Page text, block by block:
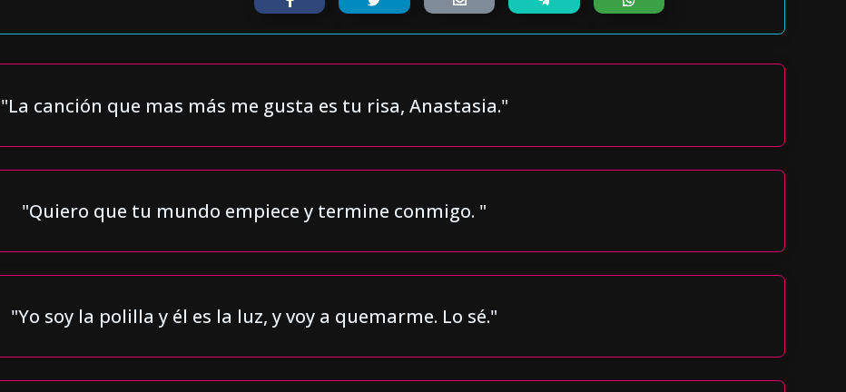
"La canción que mas más me gusta es tu risa, Anastasia."
"Quiero que tu mundo empiece y termine conmigo. "
"Yo soy la polilla y él es la luz, y voy a quemarme. Lo sé."